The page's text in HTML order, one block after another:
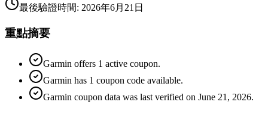
最後驗證時間: 2026年6月21日
重點摘要
Garmin offers 1 active coupon.
Garmin has 1 coupon code available.
Garmin coupon data was last verified on June 21, 2026.